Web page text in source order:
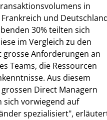
in
und
30% teilten sich
im Vergleich zu den
grosse Anforderungen an
Teams, die Ressourcen
Aus diesem
Direct Managern
vorwiegend auf
spezialisiert",